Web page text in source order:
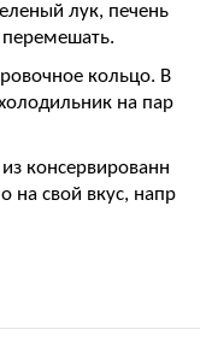
лук, печень
кольцо. В
на пар
консервированн
на свой вкус, напр